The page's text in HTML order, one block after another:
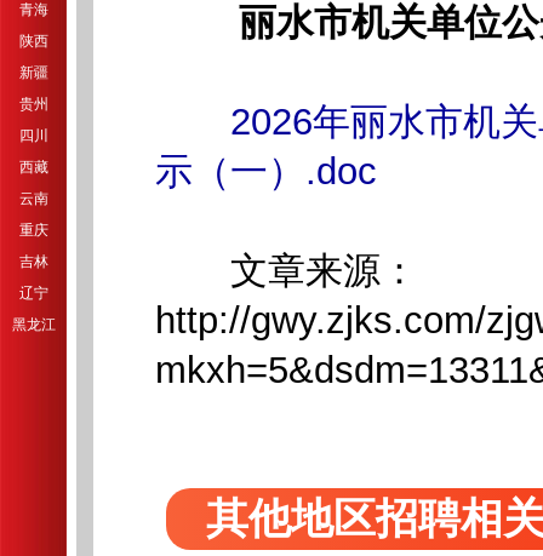
青海
陕西
新疆
贵州
四川
西藏
云南
重庆
吉林
辽宁
黑龙江
丽水市机关单位
2026年丽水市机
示（一）.doc
文章来源：
http://gwy.zjks.com/
其他地区招聘相